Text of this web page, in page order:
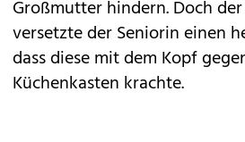
Großmutter hindern. Doch
versetzte der Seniorin einen
dass diese mit dem Kopf
Küchenkasten krachte.